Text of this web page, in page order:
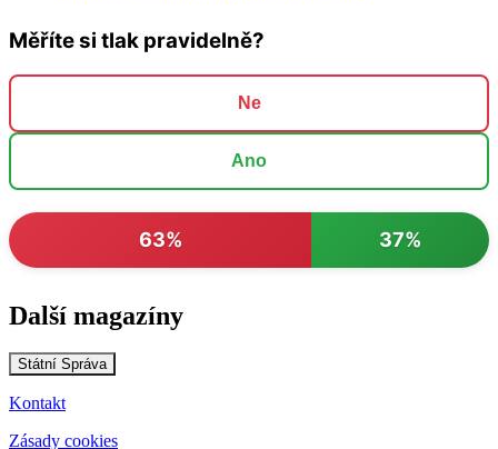
Měříte si tlak pravidelně?
Ne
Ano
63% 37%
Další magazíny
Státní Správa
Kontakt
Zásady cookies